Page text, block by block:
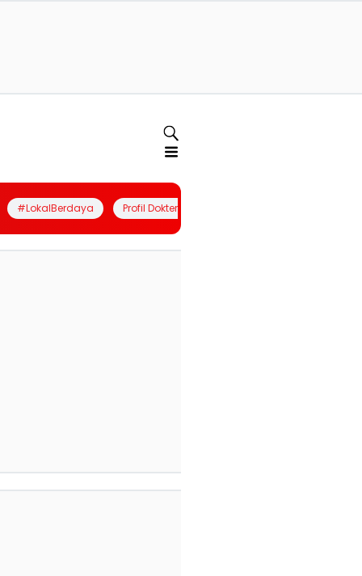
#LokalBerdaya Profil Dokter